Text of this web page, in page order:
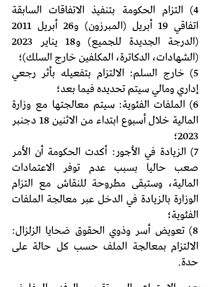
4) التزام الحكومة بتنفيذ الاتفاقات السابقة
اتفاقي 19 أبريل (المبرزون) و26 أبريل 2011
(الدرجة الجديدة للجميع) و18 يناير 2023
(الشهادات، الدكاترة، المكلفين خارج السلك)؛
5) خارج السلم: الالتزام بتفعيله بأثر رجعي
إداري ومالي سيتم تحديده فيما بعد؛
6) الملفات الفئوية: سيتم معالجتها مع وزارة
المالية خلال أسبوع ابتداء من الاثنين 18 دجنبر
2023؛
7) الزيادة في الأجور: أكدت الحكومة أن الأمر
صعب حاليا بسبب عدم توفر الاعتمادات
المالية، وستبقى مطروحة للنقاش مع التزام
الوزارة بالزيادة في الدخل عبر معالجة الملفات
الفئوية؛
8) تعويض أسر وذوي الحقوق ضحايا الزلزال:
الالتزام بمعالجة الملف حسب كل حالة على
حدة.